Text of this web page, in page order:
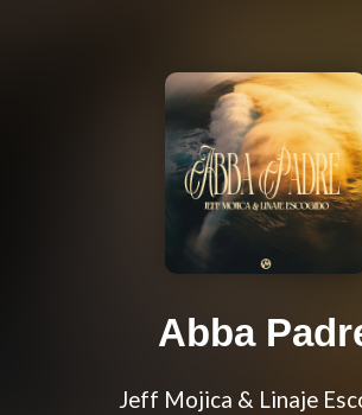
Abba
Jeff Mojica & Linaje